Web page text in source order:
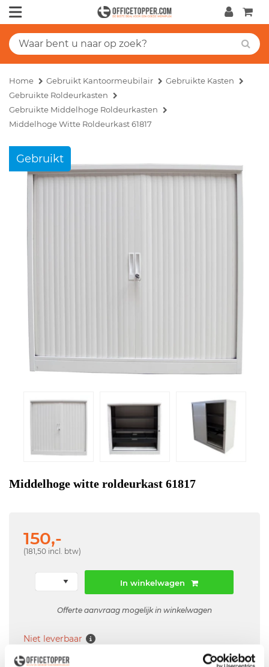
Home Gebruikt Kantoormeubilair
Gebruikte Kasten
Gebruikte Roldeurkasten
Gebruikte Middelhoge Roldeurkasten
Middelhoge Witte Roldeurkast 61817
Gebruikt
Middelhoge witte roldeurkast 61817
150,-
(181,50 incl. btw)
In winkelwagen
Offerte aanvraag mogelijk in winkelwagen
Niet leverbaar